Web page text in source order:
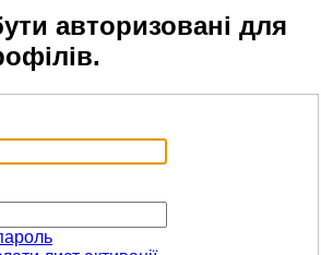
авторизовані для